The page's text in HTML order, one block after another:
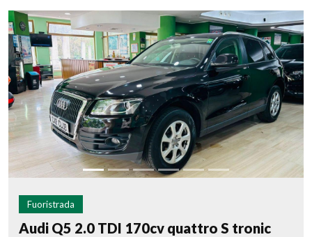
Fuoristrada
Audi Q5 2.0 TDI 170cv quattro S tronic